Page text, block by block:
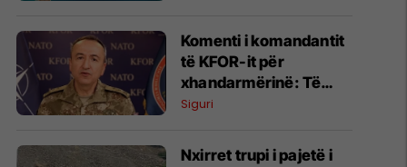
Komenti i komandantit
të KFOR-it për
xhandarmërinë: Të
shmanget dyfishimi i
Siguri
Nxirret trupi i pajetë i